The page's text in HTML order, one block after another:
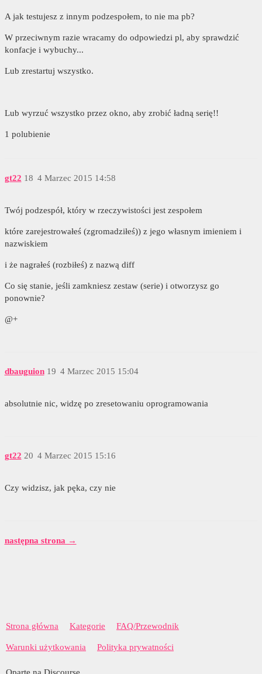
A jak testujesz z innym podzespołem, to nie ma pb?
W przeciwnym razie wracamy do odpowiedzi pl, aby sprawdzić
konfacje i wybuchy...
Lub zrestartuj wszystko.
Lub wyrzuć wszystko przez okno, aby zrobić ładną serię!!
1 polubienie
gt22 4 Marzec 2015 14:58
18
Twój podzespół, który w rzeczywistości jest zespołem
które zarejestrowałeś (zgromadziłeś)) z jego własnym imieniem i
nazwiskiem
i że nagrałeś (rozbiłeś) z nazwą diff
Co się stanie, jeśli zamkniesz zestaw (serie) i otworzysz go
ponownie?
@+
dbauguion 4 Marzec 2015 15:04
19
absolutnie nic, widzę po zresetowaniu oprogramowania
gt22 4 Marzec 2015 15:16
20
Czy widzisz, jak pęka, czy nie
następna strona →
Strona główna Kategorie FAQ/Przewodnik
Warunki użytkowania Polityka prywatności